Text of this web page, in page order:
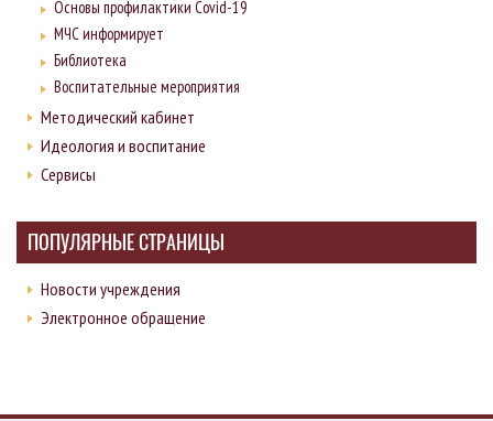
Основы профилактики Covid-19
МЧС информирует
Библиотека
Воспитательные мероприятия
Методический кабинет
Идеология и воспитание
Сервисы
ПОПУЛЯРНЫЕ СТРАНИЦЫ
Новости учреждения
Электронное обращение